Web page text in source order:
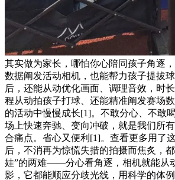
其实做为家长，哪怕你心陪同孩子角逐
数据阐发活动相机，也能帮力孩子提拔
后，还能从动优化画面、调理音效，时
程从动拍孩子打球、还能精准阐发赛场
的活动中慢慢成长[1]。不敢分心、不敢
场上快速奔驰、变向冲破，就是我们所
合痛点。省心又便利[1]。查看更多用了
后，不消再为惊慌失措的拍摄而焦炙，
娃”的两难——分心看角逐，相机就能从
影，它都能顺应分歧光线，用科学的体